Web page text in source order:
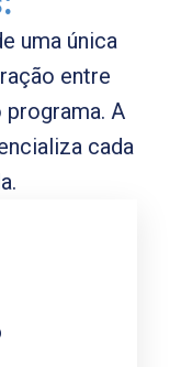
uma única
entre
A
cada